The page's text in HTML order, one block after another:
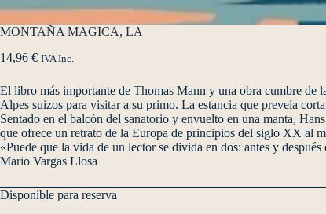
MONTAÑA MAGICA, LA
14,96 € IVA Inc.
El libro más importante de Thomas Mann y una obra cumbre de
Alpes suizos para visitar a su primo. La estancia que preveía
Sentado en el balcón del sanatorio y envuelto en una manta,
que ofrece un retrato de la Europa de principios del siglo XX al
«Puede que la vida de un lector se divida en dos: antes y
Mario Vargas Llosa
Disponible para reserva